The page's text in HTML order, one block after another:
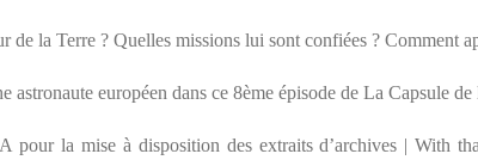
de la Terre ? Quelles missions lui sont confiées ? Comment
européen dans ce 8ème épisode de La Capsule de
pour la mise à disposition des extraits d’archives | With